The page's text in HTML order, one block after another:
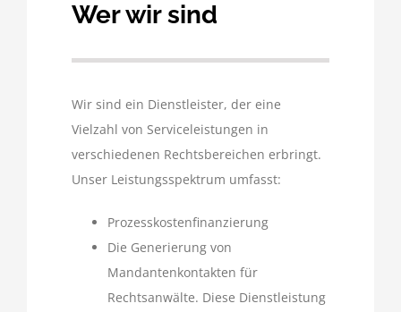
Wer wir sind
Wir sind ein Dienstleister, der eine
Vielzahl von Serviceleistungen in
verschiedenen Rechtsbereichen erbringt.
Unser Leistungsspektrum umfasst:
Prozesskostenfinanzierung
Die Generierung von
Mandantenkontakten für
Rechtsanwälte. Diese Dienstleistung